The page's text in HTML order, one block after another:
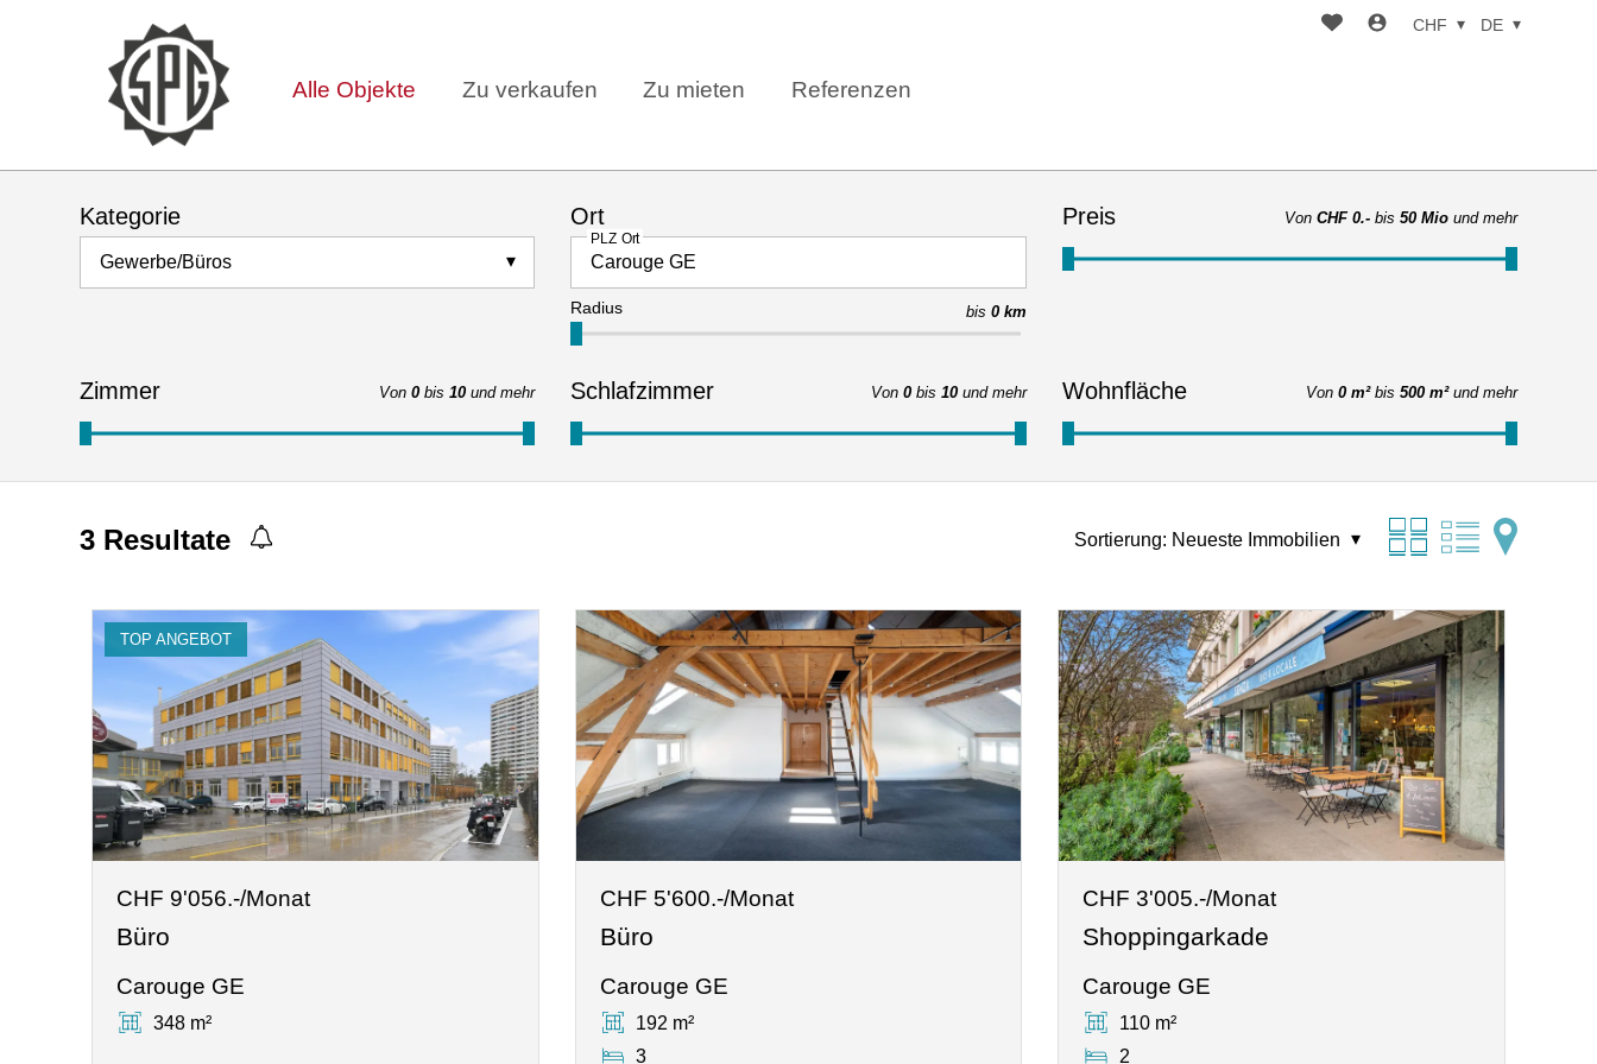
Alle Objekte Zu verkaufen Zu mieten Referenzen
CHF DE
Kategorie
Gewerbe/Büros
Ort
PLZ Ort
Radius bis 0 km
Preis Von CHF 0.- bis 50 Mio und mehr
Zimmer Von 0 bis 10 und mehr Schlafzimmer Von 0 bis 10 und mehr Wohnfläche Von 0 m² bis 500 m² und mehr
3 Resultate Sortierung: Neueste Immobilien
TOP ANGEBOT
CHF 9'056.-/Monat
Büro
Carouge GE
348 m²
CHF 5'600.-/Monat
Büro
Carouge GE
192 m²
3
CHF 3'005.-/Monat
Shoppingarkade
Carouge GE
110 m²
2